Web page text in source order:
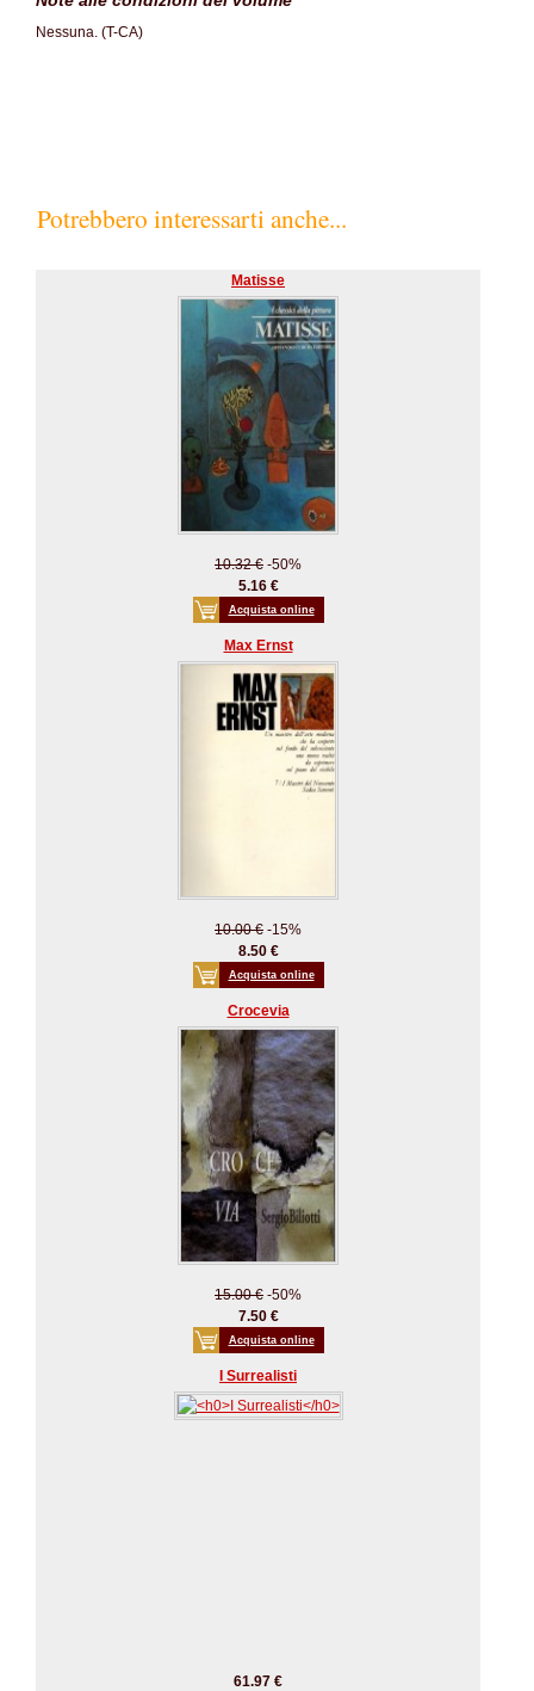
Nessuna. (T-CA)
Potrebbero interessarti anche...
Matisse
10.32 € -50%
5.16 €
Acquista online
Max Ernst
10.00 € -15%
8.50 €
Acquista online
Crocevia
15.00 € -50%
7.50 €
Acquista online
I Surrealisti
61.97 €